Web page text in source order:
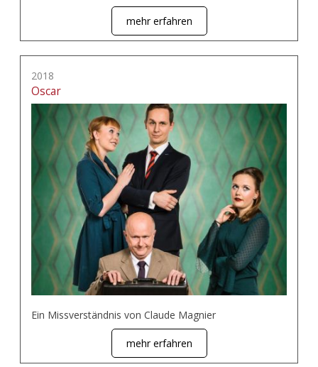
mehr erfahren
2018
Oscar
Ein Missverständnis von Claude Magnier
mehr erfahren